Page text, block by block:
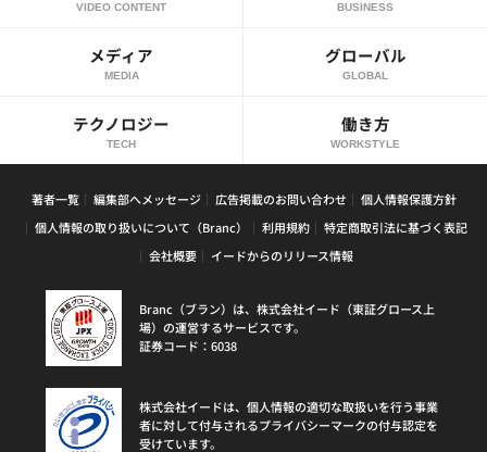
VIDEO CONTENT BUSINESS
メディア
MEDIA
グローバル
GLOBAL
テクノロジー
TECH
働き方
WORKSTYLE
著者一覧 編集部へメッセージ 広告掲載のお問い合わせ
個人情報保護方針
個人情報の取り扱いについて（Branc）
利用規約
特定商取引法に基づく表記
会社概要
イードからのリリース情報
Branc（ブラン）は、株式会社イード（東証グロース上
場）の運営するサービスです。
証券コード：6038
株式会社イードは、個人情報の適切な取扱いを行う事業
者に対して付与されるプライバシーマークの付与認定を
受けています。